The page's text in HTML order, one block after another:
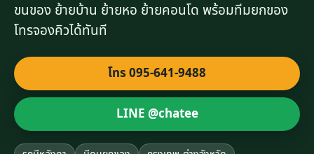
ขนของ ย้ายบ้าน ย้ายหอ ย้ายคอนโด พร้อมทีมยกของ
โทรจองคิวได้ทันที
โทร 095-641-9488
LINE @chatee